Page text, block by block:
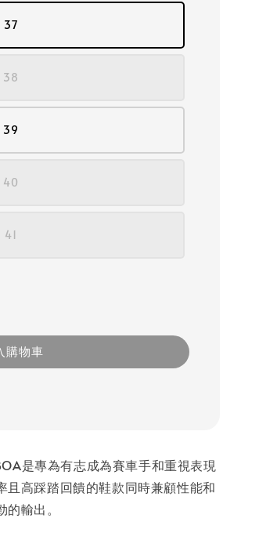
37
38
39
40
41
購物車
是專為有志成為賽車手和重視表現
且高踩踏回饋的鞋款同時兼顧性能和
輸出。